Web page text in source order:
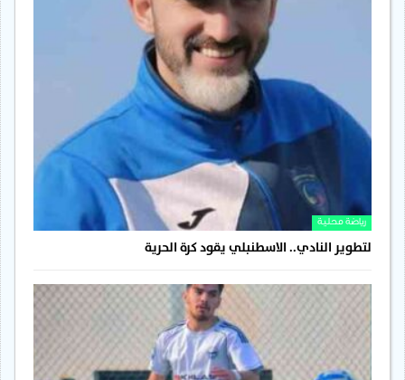
رياضة محلية
لتطوير النادي.. الاسطنبلي يقود كرة الحرية